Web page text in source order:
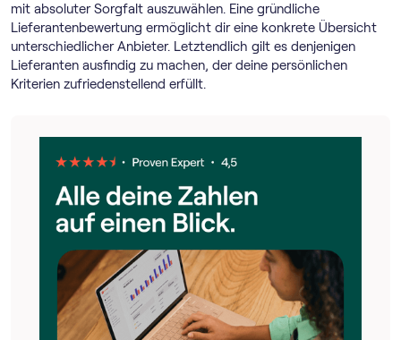
mit absoluter Sorgfalt auszuwählen. Eine gründliche
Lieferantenbewertung ermöglicht dir eine konkrete Übersicht
unterschiedlicher Anbieter. Letztendlich gilt es denjenigen
Lieferanten ausfindig zu machen, der deine persönlichen
Kriterien zufriedenstellend erfüllt.